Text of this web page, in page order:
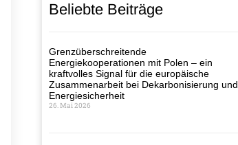
Beliebte Beiträge
Grenzüberschreitende
Energiekooperationen mit Polen – ein
kraftvolles Signal für die europäische
Zusammenarbeit bei Dekarbonisierung und
Energiesicherheit
26. Mai 2026